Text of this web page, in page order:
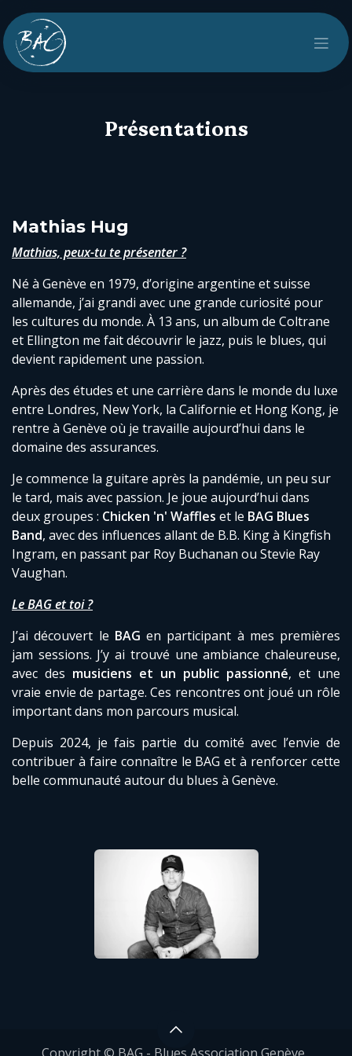
Présentations
Mathias Hug
Mathias, peux-tu te présenter ?
Né à Genève en 1979, d’origine argentine et suisse
allemande, j’ai grandi avec une grande curiosité pour
les cultures du monde. À 13 ans, un album de Coltrane
et Ellington me fait découvrir le jazz, puis le blues, qui
devient rapidement une passion.
Après des études et une carrière dans le monde du luxe
entre Londres, New York, la Californie et Hong Kong, je
rentre à Genève où je travaille aujourd’hui dans le
domaine des assurances.
Je commence la guitare après la pandémie, un peu sur
le tard, mais avec passion. Je joue aujourd’hui dans
deux groupes : Chicken 'n' Waffles et le BAG Blues
Band, avec des influences allant de B.B. King à Kingfish
Ingram, en passant par Roy Buchanan ou Stevie Ray
Vaughan.
Le BAG et toi ?
J’ai découvert le BAG en participant à mes premières
jam sessions. J’y ai trouvé une ambiance chaleureuse,
avec des musiciens et un public passionné, et une
vraie envie de partage. Ces rencontres ont joué un rôle
important dans mon parcours musical.
Depuis 2024, je fais partie du comité avec l’envie de
contribuer à faire connaître le BAG et à renforcer cette
belle communauté autour du blues à Genève.